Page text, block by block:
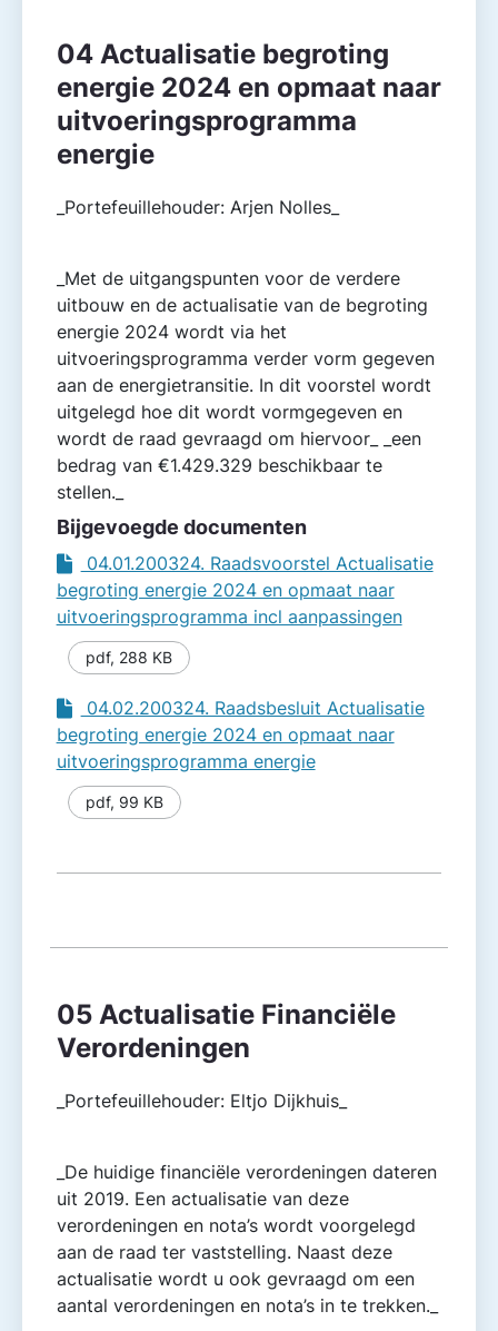
04 Actualisatie begroting
energie 2024 en opmaat naar
uitvoeringsprogramma
energie
_Portefeuillehouder: Arjen Nolles_
_Met de uitgangspunten voor de verdere
uitbouw en de actualisatie van de begroting
energie 2024 wordt via het
uitvoeringsprogramma verder vorm gegeven
aan de energietransitie. In dit voorstel wordt
uitgelegd hoe dit wordt vormgegeven en
wordt de raad gevraagd om hiervoor_ _een
bedrag van €1.429.329 beschikbaar te
stellen._
Bijgevoegde documenten
04.01.200324. Raadsvoorstel Actualisatie
begroting energie 2024 en opmaat naar
uitvoeringsprogramma incl aanpassingen
pdf, 288 KB
04.02.200324. Raadsbesluit Actualisatie
begroting energie 2024 en opmaat naar
uitvoeringsprogramma energie
pdf, 99 KB
05 Actualisatie Financiële
Verordeningen
_Portefeuillehouder: Eltjo Dijkhuis_
_De huidige financiële verordeningen dateren
uit 2019. Een actualisatie van deze
verordeningen en nota’s wordt voorgelegd
aan de raad ter vaststelling. Naast deze
actualisatie wordt u ook gevraagd om een
aantal verordeningen en nota’s in te trekken._